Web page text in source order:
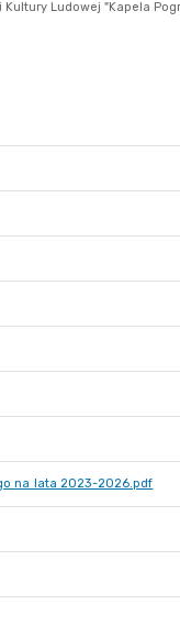
na lata 2023-2026.pdf